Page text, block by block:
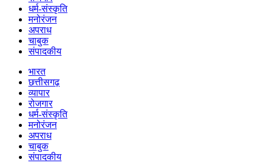
धर्म-संस्कृति
मनोरंजन
अपराध
चाबुक
संपादकीय
भारत
छत्तीसगढ़
व्यापार
रोजगार
धर्म-संस्कृति
मनोरंजन
अपराध
चाबुक
संपादकीय